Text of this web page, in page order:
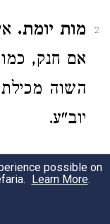
2 מות יומת.
אם חנק,
השוה
יוב"ע.
possible on
Learn More.